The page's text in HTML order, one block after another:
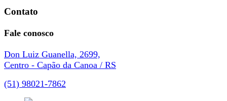
Contato
Fale conosco
Don Luiz Guanella, 2699,
Centro - Capão da Canoa / RS
(51) 98021-7862